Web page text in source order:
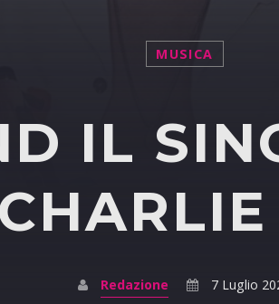
MUSICA
IL
Redazione 7 Luglio